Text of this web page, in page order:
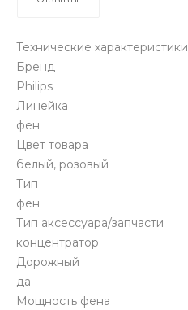
Технические характеристики
Бренд
Philips
Линейка
фен
Цвет товара
белый, розовый
Тип
фен
Тип аксессуара/запчасти
концентратор
Дорожный
да
Мощность фена